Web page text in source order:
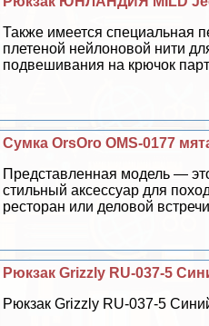
Также имеется специальная
плетеной нейлоновой нити
подвешивания на крючок
Сумка OrsOro OMS-0177
Представленная модель —
стильный аксессуар для
ресторан или деловой
Рюкзак Grizzly RU-037-5
Рюкзак Grizzly RU-037-5